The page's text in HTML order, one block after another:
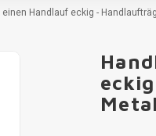
Handlauf eckig -